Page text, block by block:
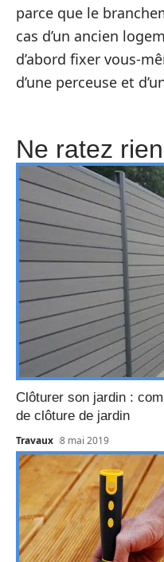
parce que le
cas d’un ancien
d’abord fixer vous-
d’une perceuse et
Ne ratez
Clôturer son jardin :
de clôture de jardin
Travaux 8 mai 2019